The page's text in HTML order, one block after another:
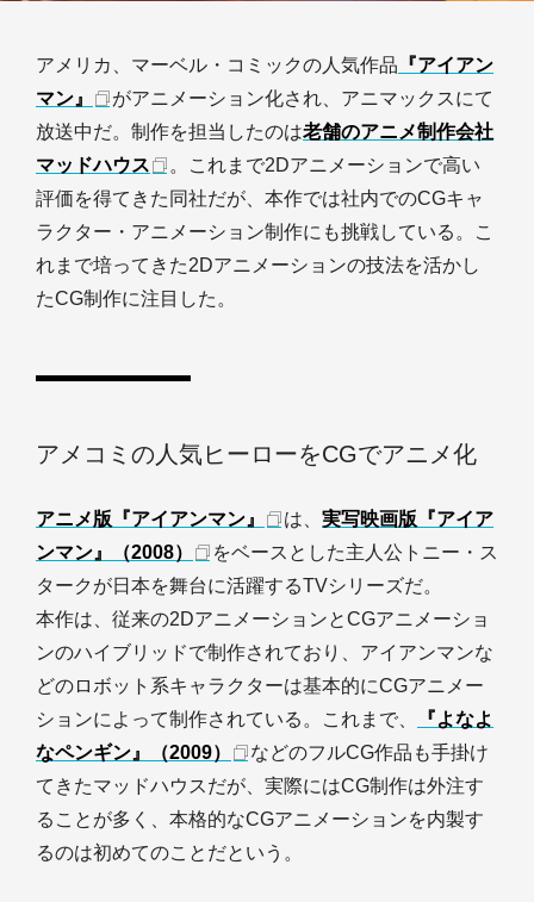
アメリカ、マーベル・コミックの人気作品 『アイアン
マン』
がアニメーション化され、アニマックスにて
放送中だ。制作を担当したのは老舗のアニメ制作会社
マッドハウス
。これまで2Dアニメーションで高い
評価を得てきた同社だが、本作では社内でのCGキャ
ラクター・アニメーション制作にも挑戦している。こ
れまで培ってきた2Dアニメーションの技法を活かし
たCG制作に注目した。
アメコミの人気ヒーローをCGでアニメ化
アニメ版『アイアンマン』 は、 実写映画版『アイア
ンマン』（2008）
をベースとした主人公トニー・ス
タークが日本を舞台に活躍するTVシリーズだ。
本作は、従来の2DアニメーションとCGアニメーショ
ンのハイブリッドで制作されており、アイアンマンな
どのロボット系キャラクターは基本的にCGアニメー
ションによって制作されている。これまで、
『よなよ
なペンギン』（2009）
などのフルCG作品も手掛け
てきたマッドハウスだが、実際にはCG制作は外注す
ることが多く、本格的なCGアニメーションを内製す
るのは初めてのことだという。